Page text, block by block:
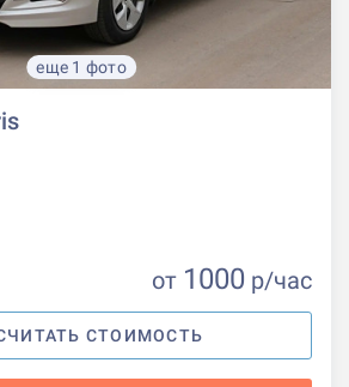
еще 1 фото
от 1000 р/час
СТОИМОСТЬ